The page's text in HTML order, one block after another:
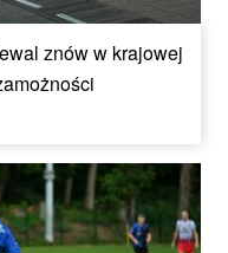
znów w krajowej